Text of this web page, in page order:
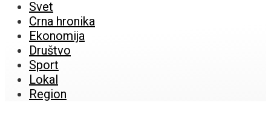
Svet
Crna hronika
Ekonomija
Društvo
Sport
Lokal
Region